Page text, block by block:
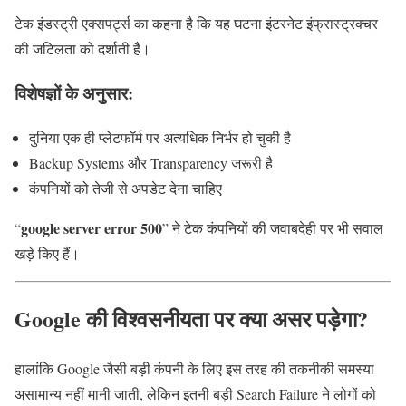
टेक इंडस्ट्री एक्सपर्ट्स का कहना है कि यह घटना इंटरनेट इंफ्रास्ट्रक्चर
की जटिलता को दर्शाती है।
विशेषज्ञों के अनुसार:
दुनिया एक ही प्लेटफॉर्म पर अत्यधिक निर्भर हो चुकी है
Backup Systems और Transparency जरूरी है
कंपनियों को तेजी से अपडेट देना चाहिए
“google server error 500” ने टेक कंपनियों की जवाबदेही पर भी सवाल
खड़े किए हैं।
Google की विश्वसनीयता पर क्या असर पड़ेगा?
हालांकि Google जैसी बड़ी कंपनी के लिए इस तरह की तकनीकी समस्या
असामान्य नहीं मानी जाती, लेकिन इतनी बड़ी Search Failure ने लोगों को